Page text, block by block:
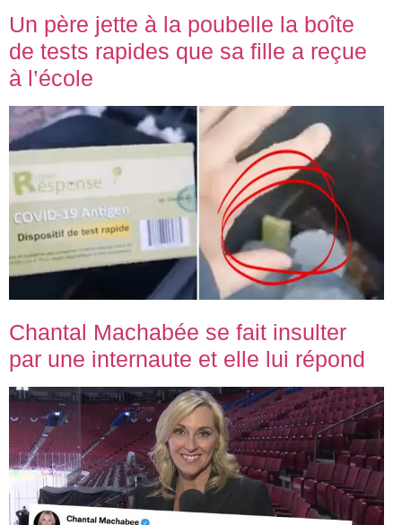
Un père jette à la poubelle la boîte
de tests rapides que sa fille a reçue
à l’école
Chantal Machabée se fait insulter
par une internaute et elle lui répond